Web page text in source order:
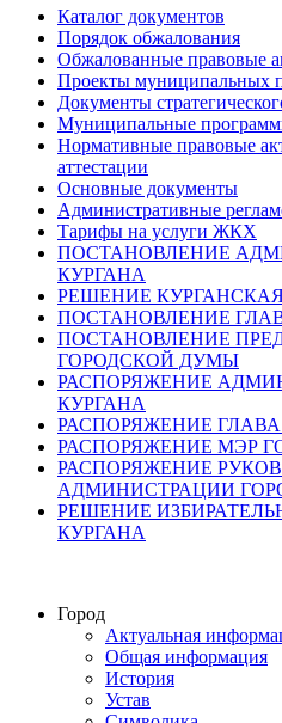
Каталог документов
Порядок обжалования
Обжалованные правовые
Проекты муниципальных
Документы
Муниципальные
Нормативные правовые
аттестации
Основные документы
Административные
Тарифы на услуги ЖКХ
ПОСТАНОВЛЕНИЕ
КУРГАНА
РЕШЕНИЕ
ПОСТАНОВЛЕНИЕ
ПОСТАНОВЛЕНИЕ
ГОРОДСКОЙ ДУМЫ
РАСПОРЯЖЕНИЕ
КУРГАНА
РАСПОРЯЖЕНИЕ
РАСПОРЯЖЕНИЕ МЭР
РАСПОРЯЖЕНИЕ
АДМИНИСТРАЦИИ
РЕШЕНИЕ
КУРГАНА
Город
Актуальная
Общая информация
История
Устав